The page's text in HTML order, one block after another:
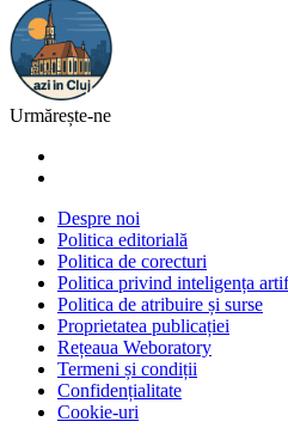
Urmărește-ne
Despre noi
Politica editorială
Politica de corecturi
Politica privind inteligența
Politica de atribuire și surse
Proprietatea publicației
Rețeaua Weboratory
Termeni și condiții
Confidențialitate
Cookie-uri